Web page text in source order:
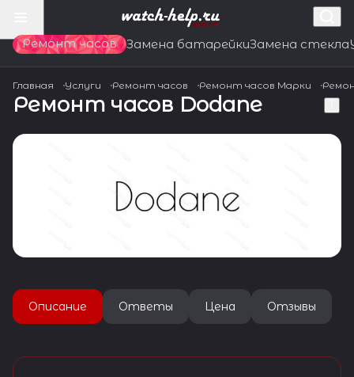
Ремонт часов Замена батарейкиЗамена стекла
Главная Услуги Ремонт часов Ремонт часов Марки
Ремонт часов Dodane
Описание Ответы Цена Отзывы